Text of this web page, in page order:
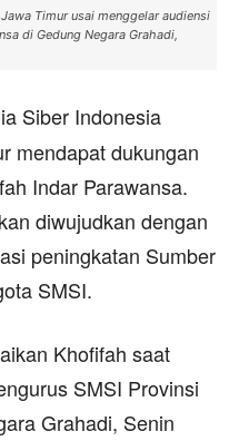
Timur usai menggelar audiensi
di Gedung Negara Grahadi,
Siber Indonesia
mendapat dukungan
Indar Parawansa.
diwujudkan dengan
peningkatan Sumber
SMSI.
Khofifah saat
SMSI Provinsi
Grahadi, Senin